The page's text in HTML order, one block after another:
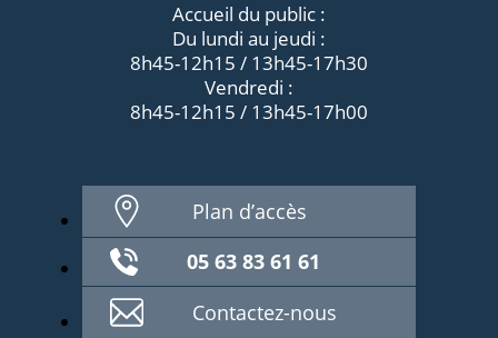
Accueil du public :
Du lundi au jeudi :
8h45-12h15 / 13h45-17h30
Vendredi :
8h45-12h15 / 13h45-17h00
Plan d’accès
05 63 83 61 61
Contactez-nous